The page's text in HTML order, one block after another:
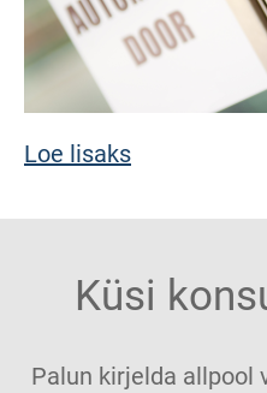
Loe lisaks
Küsi
Palun kirjelda allpool